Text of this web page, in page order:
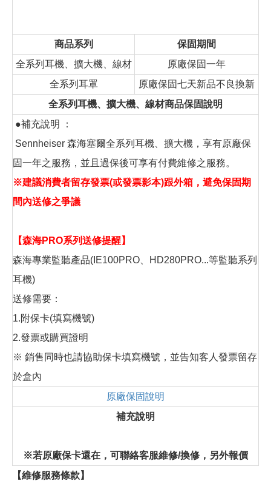
商品系列
保固期間
全系列耳機、擴大機、線材
原廠保固一年
全系列耳罩
原廠保固七天新品不良換新
全系列耳機、擴大機、線材商品保固說明
●補充說明 ：
Sennheiser 森海塞爾全系列耳機、擴大機，享有原廠保
固一年之服務，並且過保後可享有付費維修之服務。
※建議消費者留存發票(或發票影本)跟外箱，避免保固期
間內送修之爭議
【森海PRO系列送修提醒】
森海專業監聽產品(IE100PRO、HD280PRO...等監聽系列
耳機)
送修需要：
1.附保卡(填寫機號)
2.發票或購買證明
※ 銷售同時也請協助保卡填寫機號，並告知客人發票留存
於盒內
原廠保固說明
補充說明
※若原廠保卡還在，可聯絡客服維修/換修，另外報價
【維修服務條款】